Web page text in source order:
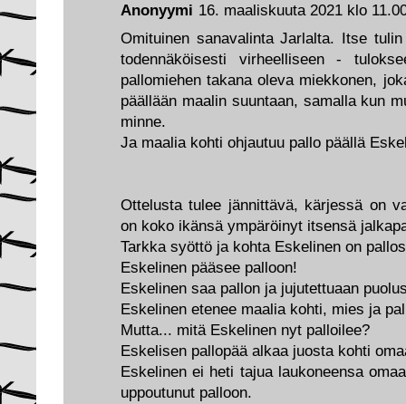
Anonyymi 16. maaliskuuta 2021 klo
Omituinen sanavalinta Jarlalta. Itse
todennäköisesti virheelliseen -
pallomiehen takana oleva miekkonen,
päällään maalin suuntaan, samalla kun
minne.
Ja maalia kohti ohjautuu pallo päällä
Ottelusta tulee jännittävä, kärjessä on
on koko ikänsä ympäröinyt itsensä
Tarkka syöttö ja kohta Eskelinen on
Eskelinen pääsee palloon!
Eskelinen saa pallon ja jujutettuaan
Eskelinen etenee maalia kohti, mies ja
Mutta... mitä Eskelinen nyt palloilee?
Eskelisen pallopää alkaa juosta kohti
Eskelinen ei heti tajua laukoneensa
uppoutunut palloon.